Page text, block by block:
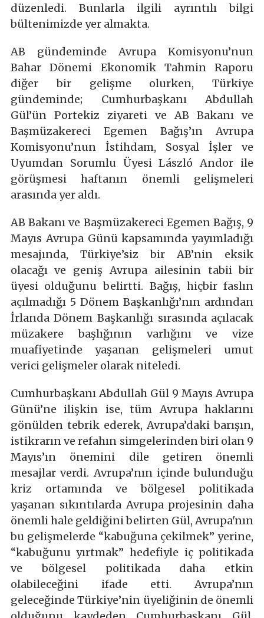
düzenledi. Bunlarla ilgili ayrıntılı bilgi
bültenimizde yer almakta.
AB gündeminde Avrupa Komisyonu’nun
Bahar Dönemi Ekonomik Tahmin Raporu
diğer bir gelişme olurken, Türkiye
gündeminde; Cumhurbaşkanı Abdullah
Gül’ün Portekiz ziyareti ve AB Bakanı ve
Başmüzakereci Egemen Bağış’ın Avrupa
Komisyonu’nun İstihdam, Sosyal İşler ve
Uyumdan Sorumlu Üyesi László Andor ile
görüşmesi haftanın önemli gelişmeleri
arasında yer aldı.
AB Bakanı ve Başmüzakereci Egemen Bağış, 9
Mayıs Avrupa Günü kapsamında yayımladığı
mesajında, Türkiye’siz bir AB’nin eksik
olacağı ve geniş Avrupa ailesinin tabii bir
üyesi olduğunu belirtti. Bağış, hiçbir faslın
açılmadığı 5 Dönem Başkanlığı’nın ardından
İrlanda Dönem Başkanlığı sırasında açılacak
müzakere başlığının varlığını ve vize
muafiyetinde yaşanan gelişmeleri umut
verici gelişmeler olarak niteledi.
Cumhurbaşkanı Abdullah Gül 9 Mayıs Avrupa
Günü’ne ilişkin ise, tüm Avrupa haklarını
gönülden tebrik ederek, Avrupa’daki barışın,
istikrarın ve refahın simgelerinden biri olan 9
Mayıs’ın önemini dile getiren önemli
mesajlar verdi. Avrupa’nın içinde bulunduğu
kriz ortamında ve bölgesel politikada
yaşanan sıkıntılarda Avrupa projesinin daha
önemli hale geldiğini belirten Gül, Avrupa'nın
bu gelişmelerde “kabuğuna çekilmek” yerine,
“kabuğunu yırtmak” hedefiyle iç politikada
ve bölgesel politikada daha etkin
olabileceğini ifade etti. Avrupa’nın
geleceğinde Türkiye’nin üyeliğinin de önemli